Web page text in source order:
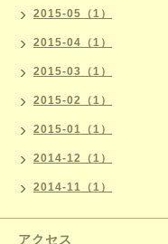
2015-05（1）
2015-04（1）
2015-03（1）
2015-02（1）
2015-01（1）
2014-12（1）
2014-11（1）
アクセス